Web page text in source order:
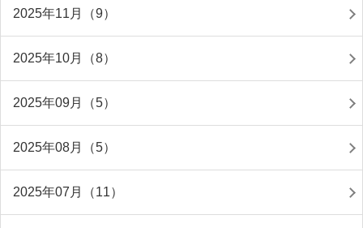
2025年11月（9）
2025年10月（8）
2025年09月（5）
2025年08月（5）
2025年07月（11）